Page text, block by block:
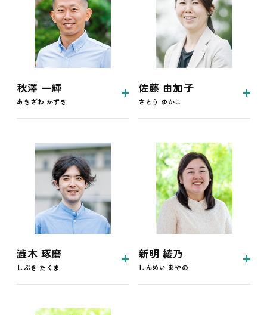
秋澤 一輝
あきざわ かずき
佐藤 由加子
さとう ゆかこ
澁木 琢磨
しぶき たくま
新明 綾乃
しんめい あやの